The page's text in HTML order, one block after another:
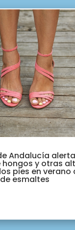
Andalucía
y otras
pies en verano
esmaltes